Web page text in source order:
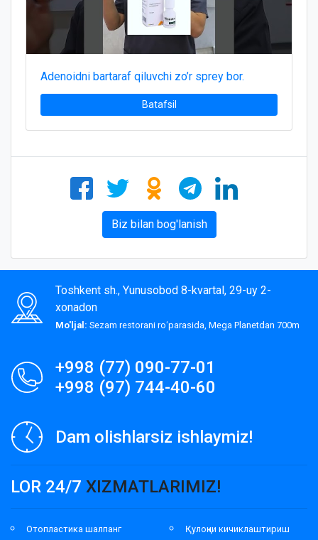
Adenoidni bartaraf qiluvchi zo’r sprey bor.
Batafsil
Biz bilan bog'lanish
Toshkent sh., Yunusobod 8-kvartal, 29-uy 2-
xonadon
Mo'ljal: Sezam restorani roʻparasida, Mega Planetdan 700m
+998 (77) 090-77-01
+998 (97) 744-40-60
Dam olishlarsiz ishlaymiz!
LOR 24/7 XIZMATLARIMIZ!
Отопластика шалпанг Қулоқни кичиклаштириш